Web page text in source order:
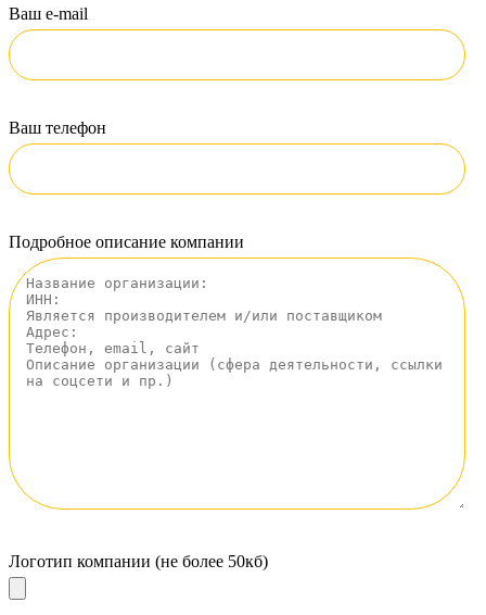
Ваш e-mail
Ваш телефон
Подробное описание компании
Логотип компании (не более 50кб)